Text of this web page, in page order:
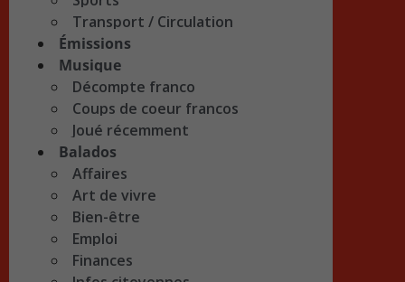
Transport / Circulation
Émissions
Musique
Décompte franco
Coups de coeur francos
Joué récemment
Balados
Affaires
Art de vivre
Bien-être
Emploi
Finances